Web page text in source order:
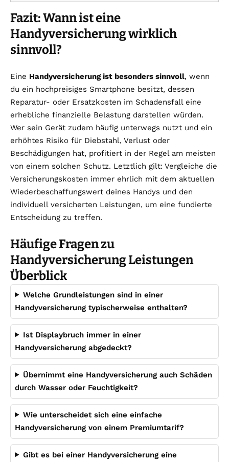
Fazit: Wann ist eine
Handyversicherung wirklich
sinnvoll?
Eine Handyversicherung ist besonders sinnvoll, wenn
du ein hochpreisiges Smartphone besitzt, dessen
Reparatur- oder Ersatzkosten im Schadensfall eine
erhebliche finanzielle Belastung darstellen würden.
Wer sein Gerät zudem häufig unterwegs nutzt und ein
erhöhtes Risiko für Diebstahl, Verlust oder
Beschädigungen hat, profitiert in der Regel am meisten
von einem solchen Schutz. Letztlich gilt: Vergleiche die
Versicherungskosten immer ehrlich mit dem aktuellen
Wiederbeschaffungswert deines Handys und den
individuell versicherten Leistungen, um eine fundierte
Entscheidung zu treffen.
Häufige Fragen zu
Handyversicherung Leistungen
Überblick
Welche Grundleistungen sind in einer
Handyversicherung typischerweise enthalten?
Ist Displaybruch immer in einer
Handyversicherung abgedeckt?
Übernimmt eine Handyversicherung auch Schäden
durch Wasser oder Feuchtigkeit?
Wie unterscheidet sich eine einfache
Handyversicherung von einem Premiumtarif?
Gibt es bei einer Handyversicherung eine